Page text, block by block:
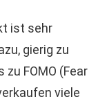
ist sehr
gierig zu
FOMO (Fear
viele